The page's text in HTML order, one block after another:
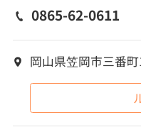
0865-62-0611
岡山県笠岡市三番